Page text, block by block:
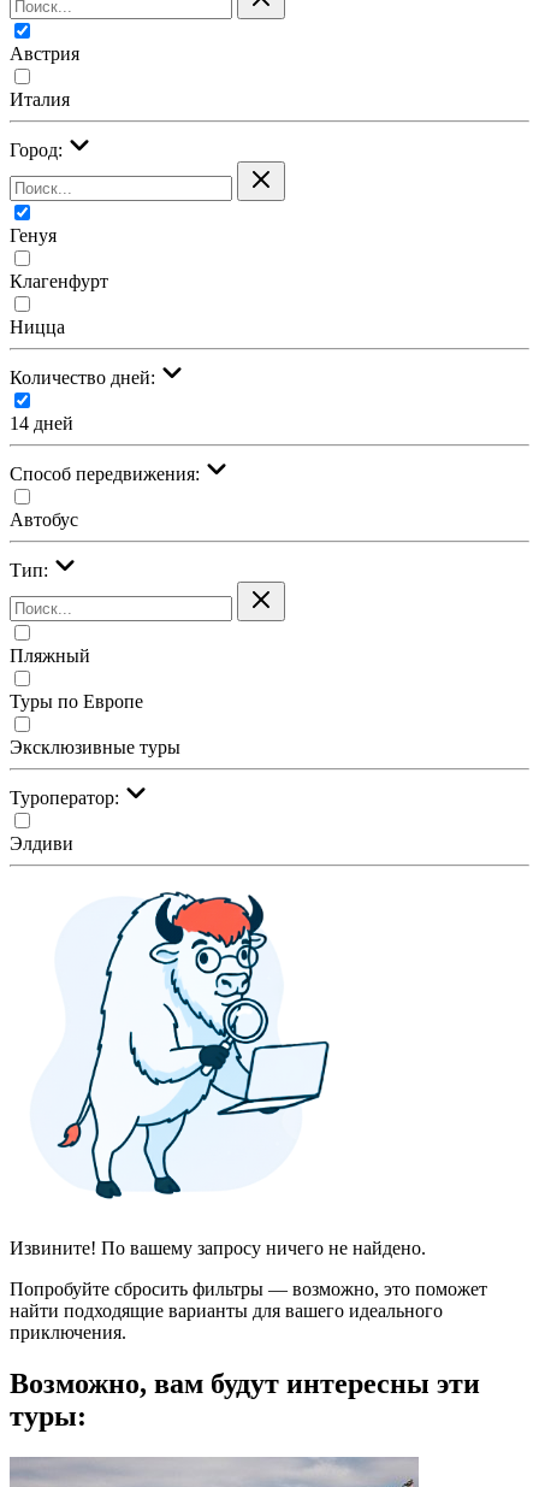
Австрия
Италия
Город:
Генуя
Клагенфурт
Ницца
Количество дней:
14 дней
Cпособ передвижения:
Автобус
Тип:
Пляжный
Туры по Европе
Эксклюзивные туры
Туроператор:
Элдиви
Извините! По вашему запросу ничего не найдено.
Попробуйте сбросить фильтры — возможно, это поможет
найти подходящие варианты для вашего идеального
приключения.
Возможно, вам будут интересны эти
туры: